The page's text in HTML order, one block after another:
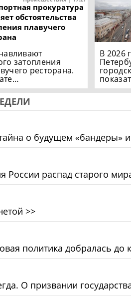
прокуратура
обстоятельства
плавучего
затопления
ресторана.
В 2026
о будущем «бандеры»
России распад старого
>>
политика добралась до
О призвании